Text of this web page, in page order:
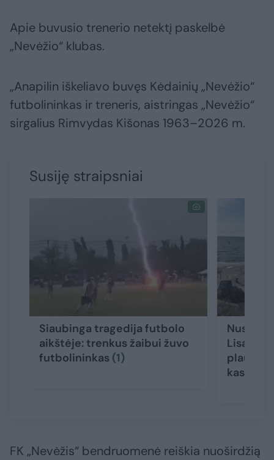
Apie buvusio trenerio netektį paskelbė
„Nevėžio“ klubas.
„Anapilin iškeliavo buvęs Kėdainių „Nevėžio“
futbolininkas ir treneris, aistringas „Nevėžio“
sirgalius Rimvydas Kišonas 1963–2026 m.
Susiję straipsniai
Siaubinga tragedija futbolo
aikštėje: trenkus žaibui žuvo
futbolininkas (1)
kas bus
FK „Nevėžis“ bendruomenė reiškia nuoširdžią